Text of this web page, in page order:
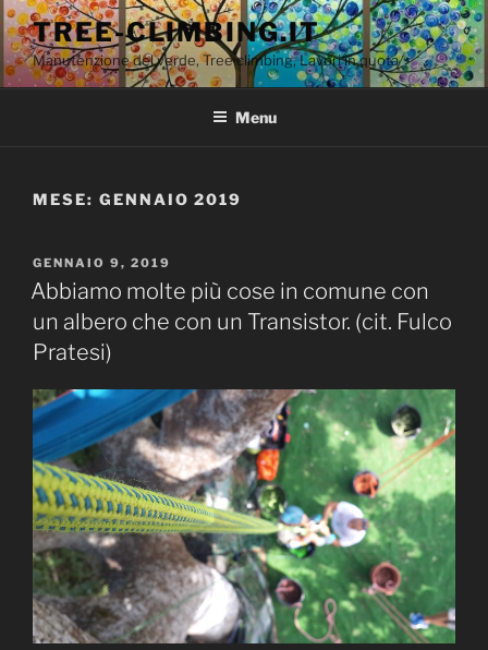
Salta
al
contenuto
TREE-CLIMBING.IT
Manutenzione del verde, Tree climbing, Lavori in quota
Menu
MESE: GENNAIO 2019
PUBBLICATO
IL
GENNAIO 9, 2019
Abbiamo molte più cose in comune con
un albero che con un Transistor. (cit. Fulco
Pratesi)